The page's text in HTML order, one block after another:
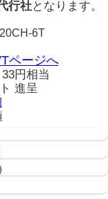
行社となります。
6T
ページへ
33円相当
進呈